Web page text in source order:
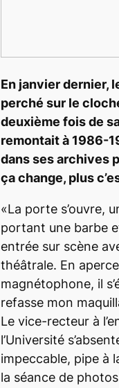
En janvier dernier,
perché sur le
deuxième fois de
remontait à 1986-
dans ses archives
ça change, plus
«La porte s’ouvre,
portant une barbe
entrée sur scène
théâtrale. En
magnétophone, il
refasse mon
Le vice-recteur à
l’Université
impeccable, pipe à
la séance de